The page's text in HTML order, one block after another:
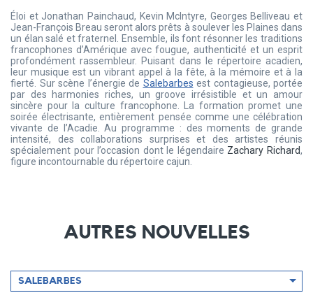
Éloi et Jonathan Painchaud, Kevin McIntyre, Georges Belliveau et
Jean-François Breau seront alors prêts à soulever les Plaines dans
un élan salé et fraternel. Ensemble, ils font résonner les traditions
francophones d’Amérique avec fougue, authenticité et un esprit
profondément rassembleur. Puisant dans le répertoire acadien,
leur musique est un vibrant appel à la fête, à la mémoire et à la
fierté. Sur scène l’énergie de Salebarbes est contagieuse, portée
par des harmonies riches, un groove irrésistible et un amour
sincère pour la culture francophone. La formation promet une
soirée électrisante, entièrement pensée comme une célébration
vivante de l’Acadie. Au programme : des moments de grande
intensité, des collaborations surprises et des artistes réunis
spécialement pour l’occasion dont le légendaire Zachary Richard,
figure incontournable du répertoire cajun.
AUTRES NOUVELLES
Filtrer
par
SALEBARBES